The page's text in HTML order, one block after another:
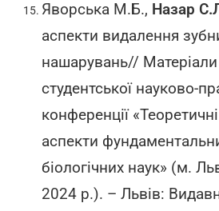
Яворська М.Б., Назар
аспекти видалення
нашарувань//
студентської науково-
конференції
аспекти
біологічних наук» (м.
2024 р.). – Львів: